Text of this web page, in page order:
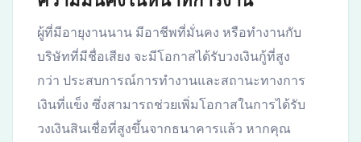
ผู้ที่มีอายุงานนาน มีอาชีพที่มั่นคง หรือทำงานกับ
บริษัทที่มีชื่อเสียง จะมีโอกาสได้รับวงเงินกู้ที่สูง
กว่า ประสบการณ์การทำงานและสถานะทางการ
เงินที่แข็ง ซึ่งสามารถช่วยเพิ่มโอกาสในการได้รับ
วงเงินสินเชื่อที่สูงขึ้นจากธนาคารแล้ว หากคุณ